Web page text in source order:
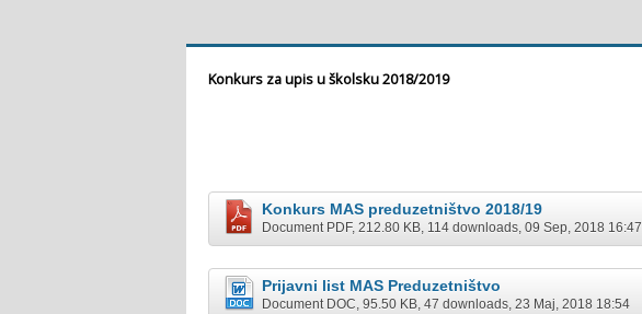
Konkurs za upis u školsku 2018/2019
Konkurs MAS preduzetništvo 2018/19
Document PDF, 212.80 KB, 114 downloads, 09 Sep, 2018 16:47
Prijavni list MAS Preduzetništvo
Document DOC, 95.50 KB, 47 downloads, 23 Maj, 2018 18:54